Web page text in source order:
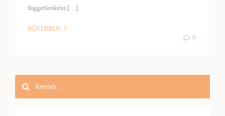
függetlenként […]
BŐVEBBEN
0